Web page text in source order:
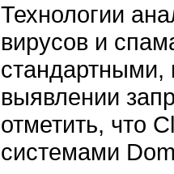
Технологии
вирусов и
стандартными,
выявлении
отметить, что
системами